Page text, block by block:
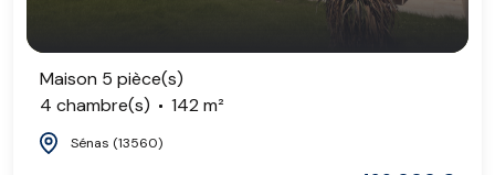
Maison 5 pièce(s)
4 chambre(s)
142 m²
Sénas (13560)